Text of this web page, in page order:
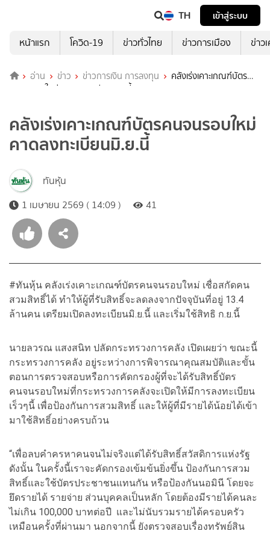
TH
เข้าสู่ระบบ
หน้าแรก
โควิด-19 ข่าวทั่วไทย ข่าวการเมือง ข่าว
อ่าน ข่าว ข่าวการเงิน การลงทุน
คลังเร่งเคาะเกณฑ์บัตร
คนจนรอบใหม่ คาดลงทะเบียนมิ.ย.นี้
คลังเร่งเคาะเกณฑ์บัตรคนจนรอบใหม่
คาดลงทะเบียนมิ.ย.นี้
ทันหุ้น
1 เมษายน 2569 ( 14:09 )
41
#ทันหุ้น คลังเร่งเคาะเกณฑ์บัตรคนจนรอบใหม่ เชื่อสกัดคน
สวมสิทธิ์ได้ ทำให้ผู้ที่รับสิทธิ์จะลดลงจากปัจจุบันที่อยู่ 13.4
ล้านคน เตรียมเปิดลงทะเบียนมิ.ย.นี้ และเริ่มใช้สิทธิ ก.ย.นี้
นายลวรณ แสงสนิท ปลัดกระทรวงการคลัง เปิดเผยว่า ขณะนี้
กระทรวงการคลัง อยู่ระหว่างการพิจารณาคุณสมบัติและขั้น
ตอนการตรวจสอบหรือการคัดกรองผู้ที่จะได้รับสิทธิ์บัตร
คนจนรอบใหม่ที่กระทรวงการคลังจะเปิดให้มีการลงทะเบียน
เร็วๆนี้ เพื่อป้องกันการสวมสิทธิ์ และให้ผู้ที่มีรายได้น้อยได้เข้า
มาใช้สิทธิ์อย่างครบถ้วน
“เพื่อลบคำครหาคนจนไม่จริงแต่ได้รับสิทธิ์สวัสดิการแห่งรัฐ
ดังนั้น ในครั้งนี้เราจะคัดกรองเข้มข้นยิ่งขึ้น ป้องกันการสวม
สิทธิ์และใช้บัตรประชาชนแทนกัน หรือป้องกันนอมินี โดยจะ
ยึดรายได้ รายจ่าย ส่วนบุคคลเป็นหลัก โดยต้องมีรายได้คนละ
ไม่เกิน 100,000 บาทต่อปี และไม่นับรวมรายได้ครอบครัว
เหมือนครั้งที่ผ่านมา นอกจากนี้ ยังตรวจสอบเรื่องทรัพย์สิน